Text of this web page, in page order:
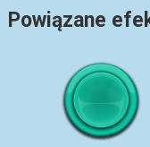
Powiązane